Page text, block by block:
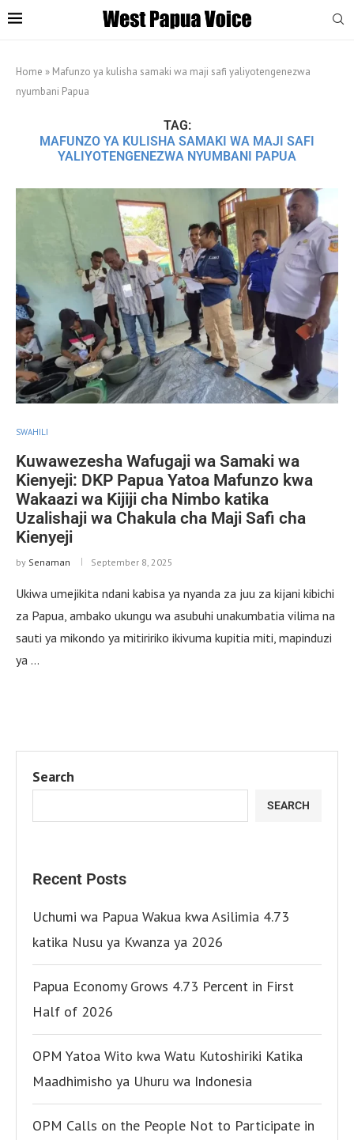
Home » Mafunzo ya kulisha samaki wa maji safi yaliyotengenezwa
nyumbani Papua
TAG:
MAFUNZO YA KULISHA SAMAKI WA MAJI SAFI
YALIYOTENGENEZWA NYUMBANI PAPUA
SWAHILI
Kuwawezesha Wafugaji wa Samaki wa
Kienyeji: DKP Papua Yatoa Mafunzo kwa
Wakaazi wa Kijiji cha Nimbo katika
Uzalishaji wa Chakula cha Maji Safi cha
Kienyeji
by Senaman September 8, 2025
Ukiwa umejikita ndani kabisa ya nyanda za juu za kijani kibichi
za Papua, ambako ukungu wa asubuhi unakumbatia vilima na
sauti ya mikondo ya mitiririko ikivuma kupitia miti, mapinduzi
ya …
Search
SEARCH
Recent Posts
Uchumi wa Papua Wakua kwa Asilimia 4.73
katika Nusu ya Kwanza ya 2026
Papua Economy Grows 4.73 Percent in First
Half of 2026
OPM Yatoa Wito kwa Watu Kutoshiriki Katika
Maadhimisho ya Uhuru wa Indonesia
OPM Calls on the People Not to Participate in